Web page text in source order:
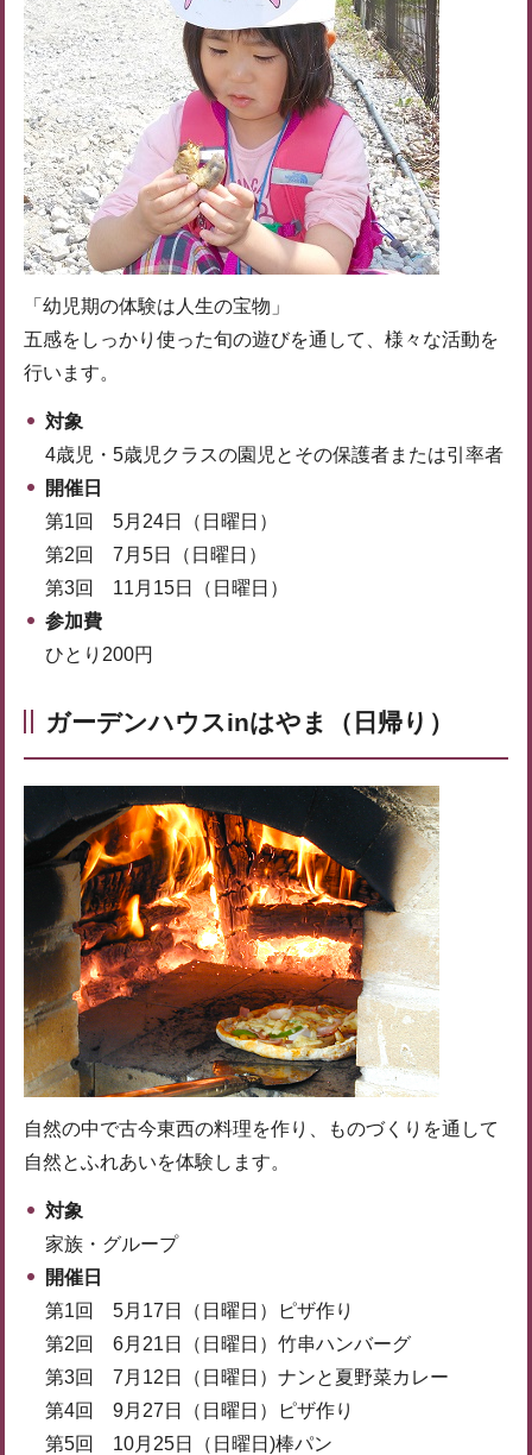
「幼児期の体験は人生の宝物」
五感をしっかり使った旬の遊びを通して、様々な活動を
行います。
対象
4歳児・5歳児クラスの園児とその保護者または引率者
開催日
第1回 5月24日（日曜日）
第2回 7月5日（日曜日）
第3回 11月15日（日曜日）
参加費
ひとり200円
ガーデンハウスinはやま（日帰り）
自然の中で古今東西の料理を作り、ものづくりを通して
自然とふれあいを体験します。
対象
家族・グループ
開催日
第1回 5月17日（日曜日）ピザ作り
第2回 6月21日（日曜日）竹串ハンバーグ
第3回 7月12日（日曜日）ナンと夏野菜カレー
第4回 9月27日（日曜日）ピザ作り
第5回 10月25日（日曜日)棒パン